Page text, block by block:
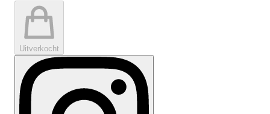
Uitverkocht